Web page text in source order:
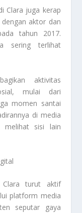
Clara juga kerap
aktor dan
tahun 2017.
sering terlihat
aktivitas
mulai dari
momen santai
di media
melihat sisi lain
Clara turut aktif
platform media
seputar gaya